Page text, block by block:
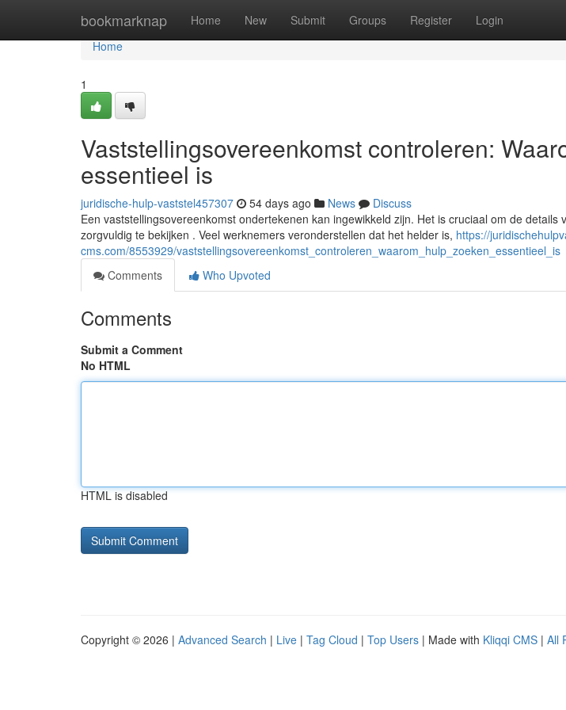
bookmarknap Home New Submit Groups Register Login
Home
Home
1
Vaststellingsovereenkomst controleren:
essentieel is
juridische-hulp-vaststel457307 54 days ago News
Discuss
Een vaststellingsovereenkomst ondertekenen kan ingewikkeld zijn. Het is cruciaal om de details
zorgvuldig te bekijken . Veel werknemers veronderstellen dat het helder is, https://
cms.com/8553929/vaststellingsovereenkomst_controleren_waarom_hulp_zoeken_essentieel_is
Comments
Who Upvoted
Comments
Submit a Comment
No HTML
HTML is disabled
Copyright © 2026 | Advanced Search | Live | Tag Cloud | Top Users | Made with Kliqqi CMS | All